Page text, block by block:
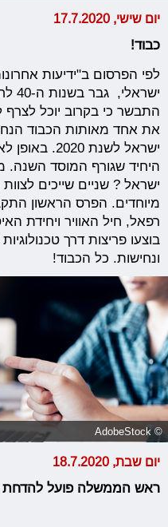
יום שישי, 17.7.2020
כבוד!
לפי הפרסום ב"ידיעות
התבשר כי בקרוב יוכל לצרף
את אחד מאותות הכבוד
ישראל לשנת
היחיד שגורף המוסד השנה.
ישראל ? שניים שייכים
מיוחדים. הפרס הראשון
רפאל, חיל האוויר ויחידת
בוצעו פריצות דרך טכנולוגיות
ונחישות. כל הכבוד!
© AdobeStock
יום שבת, 18.7.2020
ראש הממשלה פועל להדחת